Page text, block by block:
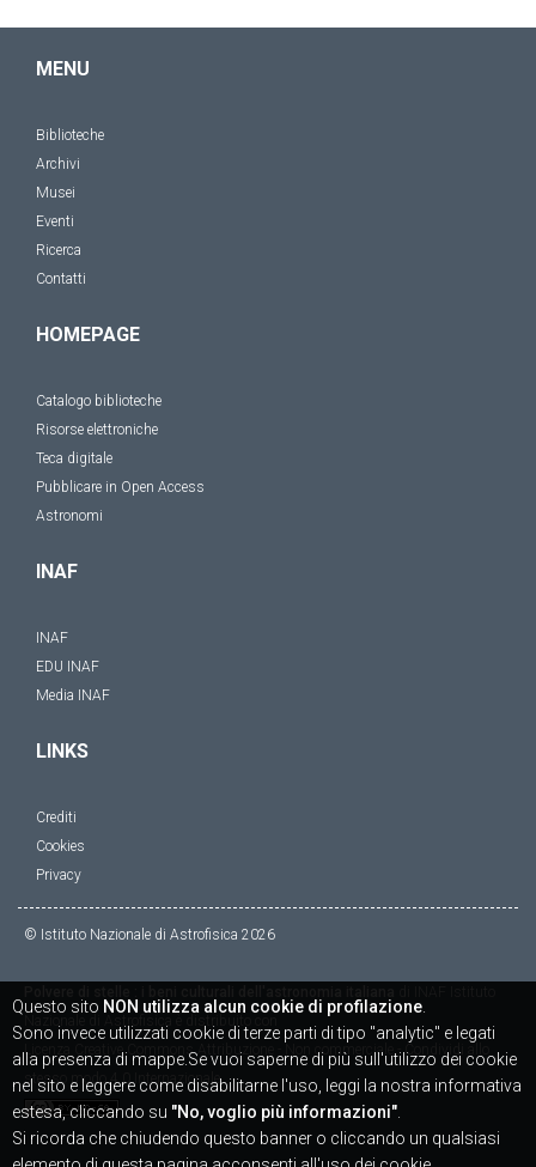
MENU
Biblioteche
Archivi
Musei
Eventi
Ricerca
Contatti
HOMEPAGE
Catalogo biblioteche
Risorse elettroniche
Teca digitale
Pubblicare in Open Access
Astronomi
INAF
INAF
EDU INAF
Media INAF
LINKS
Crediti
Cookies
Privacy
© Istituto Nazionale di Astrofisica 2026
Licenza
Creative Commons Attribuzione - Non commerciale - Condividi allo
stesso modo 4.0 Internazionale
Questo sito NON utilizza alcun cookie di profilazione
Sono invece utilizzati cookie di terze parti di tipo "analytic" e legati
alla presenza di mappe.Se vuoi saperne di più sull'utilizzo dei cookie
nel sito e leggere come disabilitarne l'uso, leggi la nostra informativa
estesa, cliccando su "No, voglio più informazioni"
Si ricorda che chiudendo questo banner o cliccando un qualsiasi